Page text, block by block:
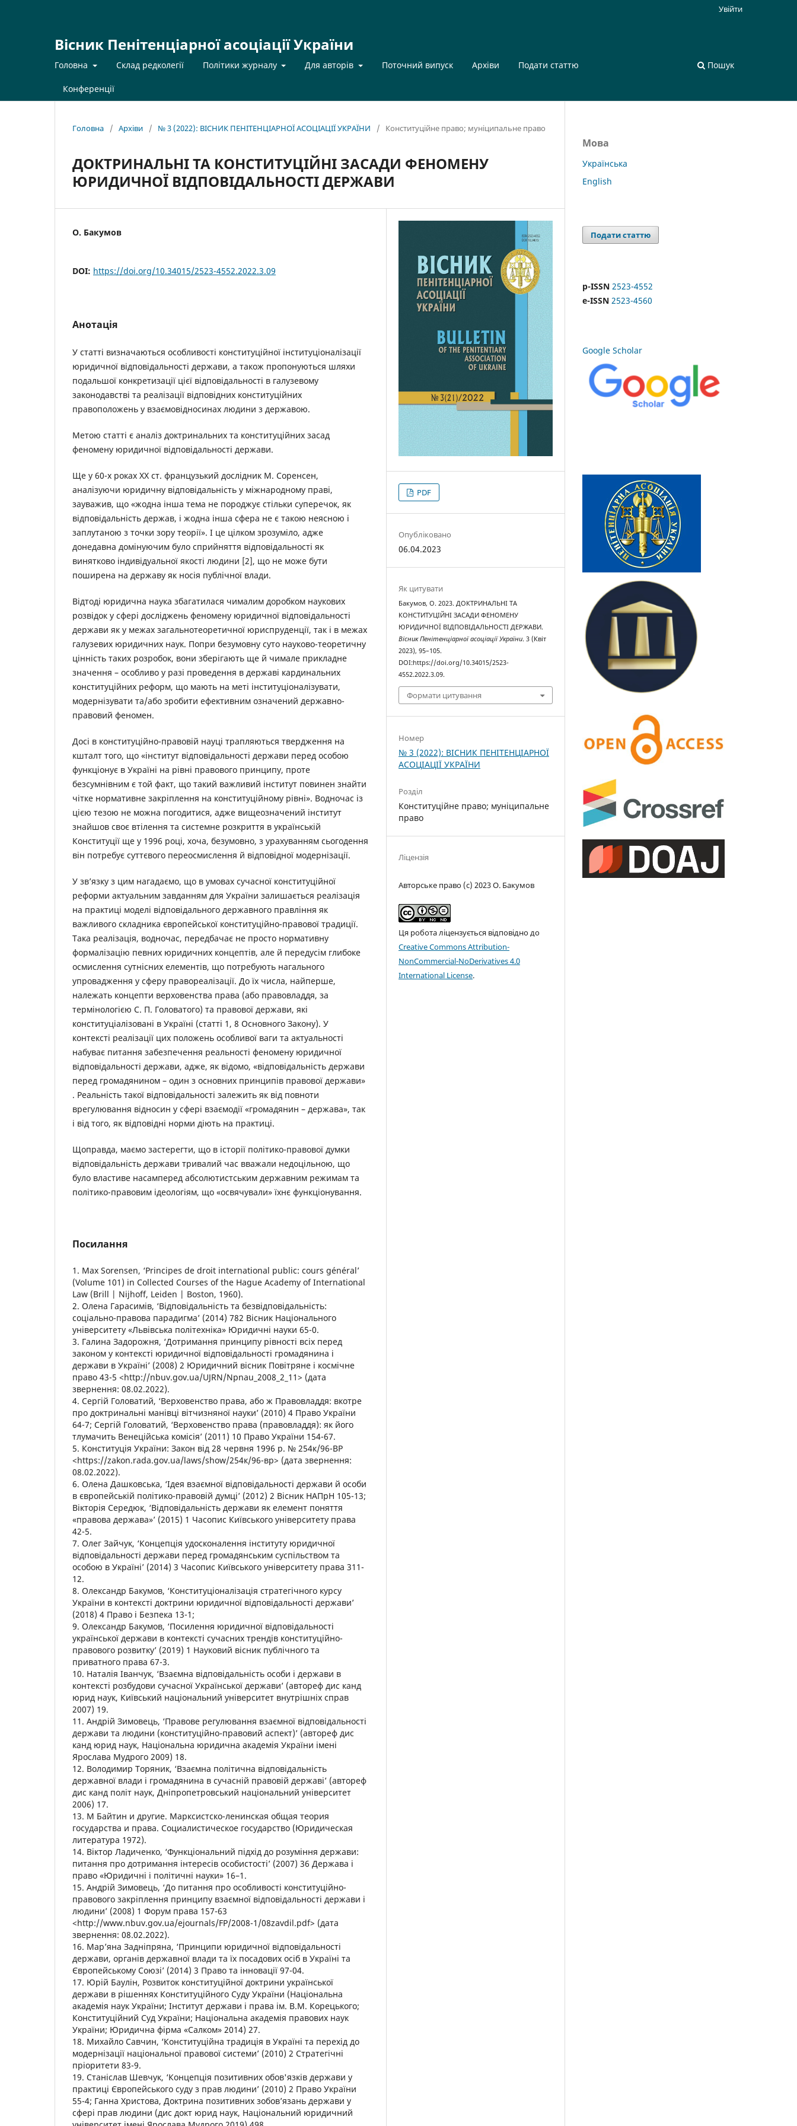
Вісник Пенітенціарної асоціації України
Головна Склад редколегії Політики журналу Для авторів Поточний випуск Архіви Подати статтю
Конференції
Пошук
Увійти
Головна / Архіви / № 3 (2022): ВІСНИК ПЕНІТЕНЦІАРНОЇ АСОЦІАЦІЇ УКРАЇНИ / Конституційне правo; муніципальне право
ДОКТРИНАЛЬНІ ТА КОНСТИТУЦІЙНІ ЗАСАДИ ФЕНОМЕНУ
ЮРИДИЧНОЇ ВІДПОВІДАЛЬНОСТІ ДЕРЖАВИ
О. Бакумов
DOI: https://doi.org/10.34015/2523-4552.2022.3.09
Анотація
У статті визначаються особливості конституційної інституціоналізації
юридичної відповідальності держави, а також пропонуються шляхи
подальшої конкретизації цієї відповідальності в галузевому
законодавстві та реалізації відповідних конституційних
правоположень у взаємовідносинах людини з державою.
Метою статті є аналіз доктринальних та конституційних засад
феномену юридичної відповідальності держави.
Ще у 60-х роках ХХ ст. французький дослідник М. Соренсен,
аналізуючи юридичну відповідальність у міжнародному праві,
зауважив, що «жодна інша тема не породжує стільки суперечок, як
відповідальність держав, і жодна інша сфера не є такою неясною і
заплутаною з точки зору теорії». І це цілком зрозуміло, адже
донедавна домінуючим було сприйняття відповідальності як
винятково індивідуальної якості людини [2], що не може бути
поширена на державу як носія публічної влади.
Відтоді юридична наука збагатилася чималим доробком наукових
розвідок у сфері досліджень феномену юридичної відповідальності
держави як у межах загальнотеоретичної юриспруденції, так і в межах
галузевих юридичних наук. Попри безумовну суто науково-теоретичну
цінність таких розробок, вони зберігають ще й чимале прикладне
значення – особливо у разі проведення в державі кардинальних
конституційних реформ, що мають на меті інституціоналізувати,
модернізувати та/або зробити ефективним означений державно-
правовий феномен.
Досі в конституційно-правовій науці трапляються твердження на
кшталт того, що «інститут відповідальності держави перед особою
функціонує в Україні на рівні правового принципу, проте
безсумнівним є той факт, що такий важливий інститут повинен знайти
чітке нормативне закріплення на конституційному рівні». Водночас із
цією тезою не можна погодитися, адже вищеозначений інститут
знайшов своє втілення та системне розкриття в українській
Конституції ще у 1996 році, хоча, безумовно, з урахуванням сьогодення
він потребує суттєвого переосмислення й відповідної модернізації.
У зв’язку з цим нагадаємо, що в умовах сучасної конституційної
реформи актуальним завданням для України залишається реалізація
на практиці моделі відповідального державного правління як
важливого складника європейської конституційно-правової традиції.
Така реалізація, водночас, передбачає не просто нормативну
формалізацію певних юридичних концептів, але й передусім глибоке
осмислення сутнісних елементів, що потребують нагального
упровадження у сферу правореалізації. До їх числа, найперше,
належать концепти верховенства права (або правовладдя, за
термінологією С. П. Головатого) та правової держави, які
конституціалізовані в Україні (статті 1, 8 Основного Закону). У
контексті реалізації цих положень особливої ваги та актуальності
набуває питання забезпечення реальності феномену юридичної
відповідальності держави, адже, як відомо, «відповідальність держави
перед громадянином – один з основних принципів правової держави»
. Реальність такої відповідальності залежить як від повноти
врегулювання відносин у сфері взаємодії «громадянин – держава», так
і від того, як відповідні норми діють на практиці.
Щоправда, маємо застерегти, що в історії політико-правової думки
відповідальність держави тривалий час вважали недоцільною, що
було властиве насамперед абсолютистським державним режимам та
політико-правовим ідеологіям, що «освячували» їхнє функціонування.
Посилання
1. Max Sorensen, ‘Principes de droit international public: cours général’
(Volume 101) in Collected Courses of the Hague Academy of International
Law (Brill | Nijhoff, Leiden | Boston, 1960).
2. Олена Гарасимів, ‘Відповідальність та безвідповідальність:
соціально-правова парадигма’ (2014) 782 Вісник Національного
університету «Львівська політехніка» Юридичні науки 65-0.
3. Галина Задорожня, ‘Дотримання принципу рівності всіх перед
законом у контексті юридичної відповідальності громадянина і
держави в Україні’ (2008) 2 Юридичний вісник Повітряне і космічне
право 43-5 <http://nbuv.gov.ua/UJRN/Npnau_2008_2_11> (дата
звернення: 08.02.2022).
4. Сергій Головатий, ‘Верховенство права, або ж Правовладдя: вкотре
про доктринальні манівці вітчизняної науки’ (2010) 4 Право України
64-7; Сергій Головатий, ‘Верховенство права (правовладдя): як його
тлумачить Венеційська комісія’ (2011) 10 Право України 154-67.
5. Конституція України: Закон від 28 червня 1996 р. № 254к/96-ВР
<https://zakon.rada.gov.ua/laws/show/254к/96-вр> (дата звернення:
08.02.2022).
6. Олена Дашковська, ‘Ідея взаємної відповідальності держави й особи
в європейській політико-правовій думці’ (2012) 2 Вісник НАПрН 105-13;
Вікторія Середюк, ‘Відповідальність держави як елемент поняття
«правова держава»’ (2015) 1 Часопис Київського університету права
42-5.
7. Олег Зайчук, ‘Концепція удосконалення інституту юридичної
відповідальності держави перед громадянським суспільством та
особою в Україні’ (2014) 3 Часопис Київського університету права 311-
12.
8. Олександр Бакумов, ‘Конституціоналізація стратегічного курсу
України в контексті доктрини юридичної відповідальності держави’
(2018) 4 Право і Безпека 13-1;
9. Олександр Бакумов, ‘Посилення юридичної відповідальності
української держави в контексті сучасних трендів конституційно-
правового розвитку’ (2019) 1 Науковий вісник публічного та
приватного права 67-3.
10. Наталія Іванчук, ‘Взаємна відповідальність особи і держави в
контексті розбудови сучасної Української держави’ (автореф дис канд
юрид наук, Київський національний університет внутрішніх справ
2007) 19.
11. Андрій Зимовець, ‘Правове регулювання взаємної відповідальності
держави та людини (конституційно-правовий аспект)’ (автореф дис
канд юрид наук, Національна юридична академія України імені
Ярослава Мудрого 2009) 18.
12. Володимир Торяник, ‘Взаємна політична відповідальність
державної влади і громадянина в сучасній правовій державі’ (автореф
дис канд політ наук, Дніпропетровський національний університет
2006) 17.
13. М Байтин и другие. Марксистско-ленинская общая теория
государства и права. Социалистическое государство (Юридическая
литература 1972).
14. Віктор Ладиченко, ‘Функціональний підхід до розуміння держави:
питання про дотримання інтересів особистості’ (2007) 36 Держава і
право «Юридичні і політичні науки» 16–1.
15. Андрій Зимовець, ‘До питання про особливості конституційно-
правового закріплення принципу взаємної відповідальності держави і
людини’ (2008) 1 Форум права 157-63
<http://www.nbuv.gov.ua/ejournals/FP/2008-1/08zavdil.pdf> (дата
звернення: 08.02.2022).
16. Мар’яна Задніпряна, ‘Принципи юридичної відповідальності
держави, органів державної влади та їх посадових осіб в Україні та
Європейському Союзі’ (2014) 3 Право та інновації 97-04.
17. Юрій Баулін, Розвиток конституційної доктрини української
держави в рішеннях Конституційного Суду України (Національна
академія наук України; Інститут держави і права ім. В.М. Корецького;
Конституційний Суд України; Національна академія правових наук
України; Юридична фірма «Салком» 2014) 27.
18. Михайло Савчин, ‘Конституційна традиція в Україні та перехід до
модернізації національної правової системи’ (2010) 2 Стратегічні
пріоритети 83-9.
19. Станіслав Шевчук, ‘Концепція позитивних обов'язків держави у
практиці Європейського суду з прав людини’ (2010) 2 Право України
55-4; Ганна Христова, Доктрина позитивних зобов’язань держави у
сфері прав людини (дис докт юрид наук, Національний юридичний
PDF
Опубліковано
06.04.2023
Як цитувати
Бакумов, О. 2023. ДОКТРИНАЛЬНІ ТА
КОНСТИТУЦІЙНІ ЗАСАДИ ФЕНОМЕНУ
ЮРИДИЧНОЇ ВІДПОВІДАЛЬНОСТІ ДЕРЖАВИ.
Вісник Пенітенціарної асоціації України. 3 (Квіт
2023), 95–105.
DOI:https://doi.org/10.34015/2523-
4552.2022.3.09.
Формати цитування
Номер
№ 3 (2022): ВІСНИК ПЕНІТЕНЦІАРНОЇ
АСОЦІАЦІЇ УКРАЇНИ
Розділ
Конституційне правo; муніципальне
право
Ліцензія
Авторське право (c) 2023 О. Бакумов
Ця робота ліцензується відповідно до
Creative Commons Attribution-
NonCommercial-NoDerivatives 4.0
International License.
Мова
Українська
English
Подати статтю
p-ISSN 2523-4552
e-ISSN 2523-4560
Google Scholar